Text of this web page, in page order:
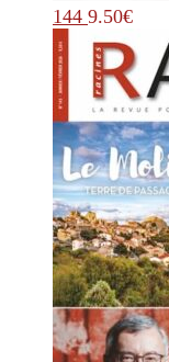
144 9.50€